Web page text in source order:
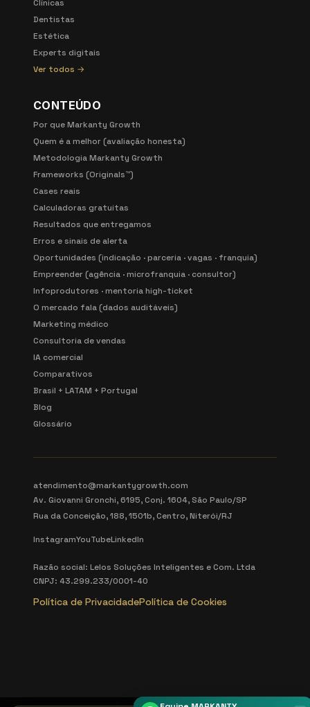
Clínicas
Dentistas
Estética
Experts digitais
Ver todos →
CONTEÚDO
Por que Markanty Growth
Quem é a melhor (avaliação honesta)
Metodologia Markanty Growth
Frameworks (Originals™)
Cases reais
Calculadoras gratuitas
Resultados que entregamos
Erros e sinais de alerta
Oportunidades (indicação · parceria · vagas · franquia)
Empreender (agência · microfranquia · consultor)
Infoprodutores · mentoria high-ticket
O mercado fala (dados auditáveis)
Marketing médico
Consultoria de vendas
IA comercial
Comparativos
Brasil + LATAM + Portugal
Blog
Glossário
atendimento@markantygrowth.com
Av. Giovanni Gronchi, 6195, Conj. 1604, São Paulo/SP
Rua da Conceição, 188, 1501b, Centro, Niterói/RJ
InstagramYouTubeLinkedIn
Razão social: Lelos Soluções Inteligentes e Com. Ltda
CNPJ: 43.299.233/0001-40
Política de PrivacidadePolítica de Cookies